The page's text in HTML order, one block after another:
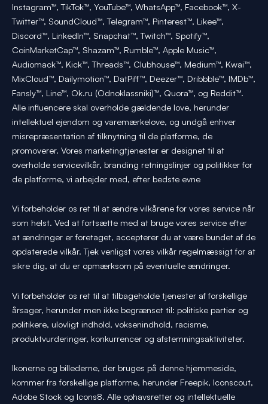
Instagram™, TikTok™, YouTube™, WhatsApp™, Facebook™, X-
Twitter™, SoundCloud™, Telegram™, Pinterest™, Likee™,
Discord™, LinkedIn™, Snapchat™, Twitch™, Spotify™,
CoinMarketCap™, Shazam™, Rumble™, Apple Music™,
Audiomack™, Kick™, Threads™, Clubhouse™, Medium™, Kwai™,
MixCloud™, Dailymotion™, DatPiff™, Deezer™, Dribbble™, IMDb™,
Fansly™, Line™, Ok.ru (Odnoklassniki)™, Quora™, og Reddit™.
Alle influencere skal overholde gældende love, herunder
intellektuel ejendom og varemærkelove, og undgå enhver
misrepræsentation af tilknytning til de platforme, de
promoverer. Vores marketingtjenester er designet til at
overholde servicevilkår, branding retningslinjer og politikker for
de platforme, vi arbejder med, efter bedste evne
Vi forbeholder os ret til at ændre vilkårene for vores service når
som helst. Ved at fortsætte med at bruge vores service efter
at ændringer er foretaget, accepterer du at være bundet af de
opdaterede vilkår. Tjek venligst vores vilkår regelmæssigt for at
sikre dig, at du er opmærksom på eventuelle ændringer.
Vi forbeholder os ret til at tilbageholde tjenester af forskellige
årsager, herunder men ikke begrænset til: politiske partier og
politikere, ulovligt indhold, voksenindhold, racisme,
produktvurderinger, konkurrencer og afstemningsaktiviteter.
Ikonerne og billederne, der bruges på denne hjemmeside,
kommer fra forskellige platforme, herunder Freepik, Iconscout,
Adobe Stock og Icons8. Alle ophavsretter og intellektuelle